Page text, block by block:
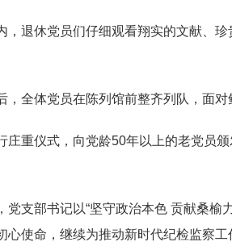
，退休党员们仔细观看翔实的文献、
，全体党员在陈列馆前整齐列队，面
庄重仪式，向党龄50年以上的老党员
党支部书记以“坚守政治本色 贡献桑
心使命，继续为推动新时代纪检监察